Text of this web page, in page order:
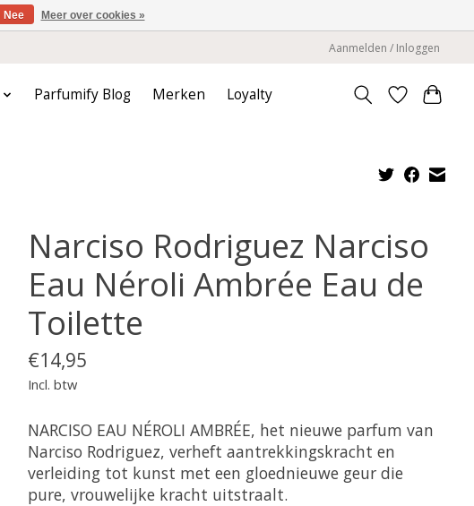
Aanmelden / Inloggen
Parfumify Blog Merken Loyalty
Narciso Rodriguez Narciso
Eau Néroli Ambrée Eau de
Toilette
€14,95
Incl. btw
NARCISO EAU NÉROLI AMBRÉE, het nieuwe parfum van
Narciso Rodriguez, verheft aantrekkingskracht en
verleiding tot kunst met een gloednieuwe geur die
pure, vrouwelijke kracht uitstraalt.
Nee Meer over cookies »